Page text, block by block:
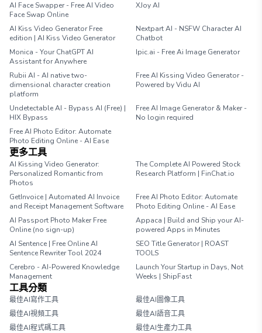
AI Face Swapper - Free AI Video
Face Swap Online
XJoy AI
AI Kiss Video Generator Free
edition | AI Kiss Video Generator
Nextpart AI - NSFW Character AI
Chatbot
Monica - Your ChatGPT AI
Assistant for Anywhere
Ipic.ai - Free Ai Image Generator
Rubii AI - AI native two-
dimensional character creation
platform
Free AI Kissing Video Generator -
Powered by Vidu AI
Undetectable AI - Bypass AI (Free) |
HIX Bypass
Free AI Image Generator & Maker -
No login required
Free AI Photo Editor: Automate
Photo Editing Online - AI Ease
更多工具
AI Kissing Video Generator:
Personalized Romantic from
Photos
The Complete AI Powered Stock
Research Platform | FinChat.io
GetInvoice | Automated AI Invoice
and Receipt Management Software
Free AI Photo Editor: Automate
Photo Editing Online - AI Ease
AI Passport Photo Maker Free
Online (no sign-up)
Appaca | Build and Ship your AI-
powered Apps in Minutes
AI Sentence | Free Online AI
Sentence Rewriter Tool 2024
SEO Title Generator | ROAST
TOOLS
Cerebro - AI-Powered Knowledge
Management
Launch Your Startup in Days, Not
Weeks | ShipFast
工具分類
最佳AI寫作工具
最佳AI圖像工具
最佳AI視頻工具
最佳AI語音工具
最佳AI程式碼工具
最佳AI生產力工具